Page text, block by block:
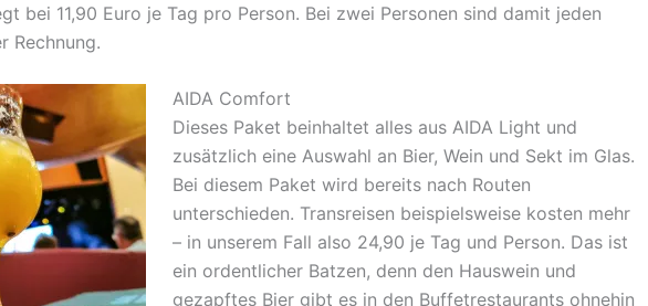
bei 11,90 Euro je Tag pro Person. Bei zwei Personen sind damit jeden
Rechnung.
AIDA Comfort
Dieses Paket beinhaltet alles aus AIDA Light und
zusätzlich eine Auswahl an Bier, Wein und Sekt im Glas.
Bei diesem Paket wird bereits nach Routen
unterschieden. Transreisen beispielsweise kosten mehr
– in unserem Fall also 24,90 je Tag und Person. Das ist
ein ordentlicher Batzen, denn den Hauswein und
gezapftes Bier gibt es in den Buffetrestaurants ohnehin